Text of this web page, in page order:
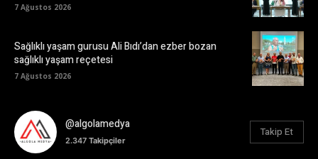
7 Ağustos 2026
Sağlıklı yaşam gurusu Ali Bıdı’dan ezber bozan
sağlıklı yaşam reçetesi
7 Ağustos 2026
@algolamedya
2.347 Takipçiler
Takip Et